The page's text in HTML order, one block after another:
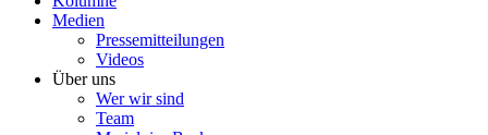
Medien
Pres­se­mit­tei­lun­gen
Videos
Über uns
Wer wir sind
Team